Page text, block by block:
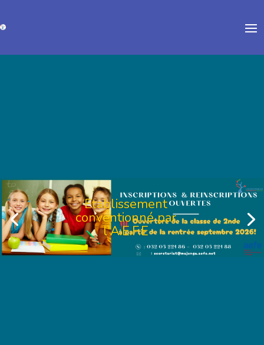
Etablissement
conventionné par
l'A.E.F.E